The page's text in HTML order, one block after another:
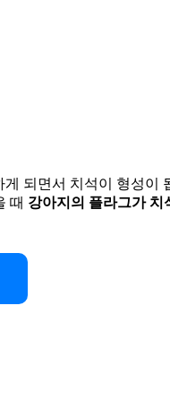
되면서 치석이 형성이
때 강아지의 플라그가 치